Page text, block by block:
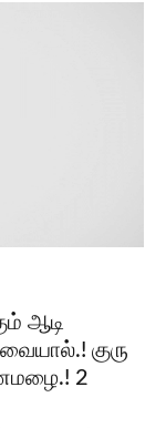
ஆடி
குரு
2